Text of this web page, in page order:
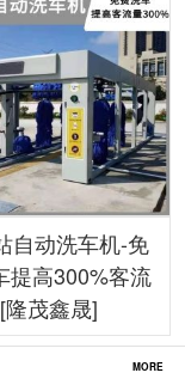
自动洗车机-免
提高300%客流
[隆茂鑫晟]
MORE